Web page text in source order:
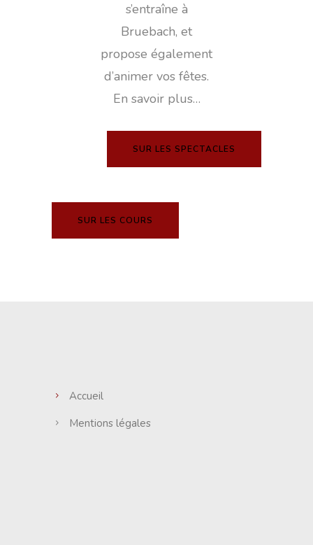
s’entraîne à
Bruebach, et
propose également
d’animer vos fêtes.
En savoir plus…
SUR LES SPECTACLES
SUR LES COURS
Accueil
Mentions légales